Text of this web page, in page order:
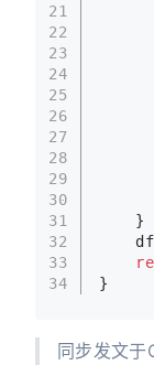
21
22
23
24
25
26
27
28
29
30
31
32
33
34
    }
}
同步发文于